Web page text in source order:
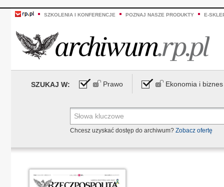
SZKOLENIA I KONFERENCJE POZNAJ NASZE PRODUKTY E-
SZUKAJ W: Prawo Ekonomia i biznes
Chcesz uzyskać dostęp do archiwum? Zobacz ofertę